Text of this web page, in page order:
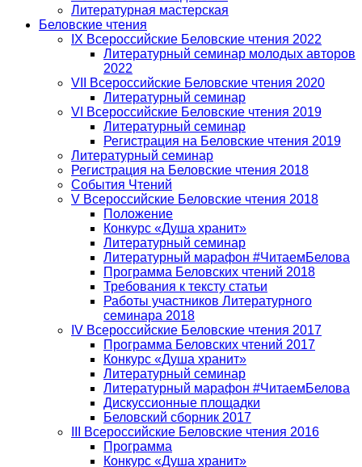
Литературная мастерская
Беловские чтения
IX Всероссийские Беловские чтения 2022
Литературный семинар молодых авторов
2022
VII Всероссийские Беловские чтения 2020
Литературный семинар
VI Всероссийские Беловские чтения 2019
Литературный семинар
Регистрация на Беловские чтения 2019
Литературный семинар
Регистрация на Беловские чтения 2018
События Чтений
V Всероссийские Беловские чтения 2018
Положение
Конкурс «Душа хранит»
Литературный семинар
Литературный марафон #ЧитаемБелова
Программа Беловских чтений 2018
Требования к тексту статьи
Работы участников Литературного
семинара 2018
IV Всероссийские Беловские чтения 2017
Программа Беловских чтений 2017
Конкурс «Душа хранит»
Литературный семинар
Литературный марафон #ЧитаемБелова
Дискуссионные площадки
Беловский сборник 2017
III Всероссийские Беловские чтения 2016
Программа
Конкурс «Душа хранит»